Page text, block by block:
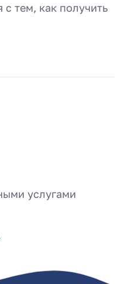
тем, как получить
услугами